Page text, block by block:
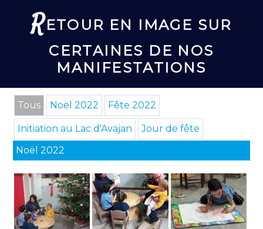
RETOUR EN IMAGE SUR
CERTAINES DE NOS
MANIFESTATIONS
Tous Noël 2022 Fête 2022
Initiation au Lac d'Avajan
Jour de fête
Noël 2022